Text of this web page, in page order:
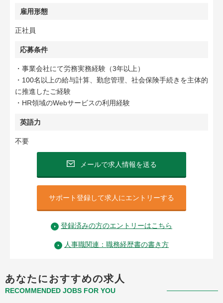
雇用形態
正社員
応募条件
・事業会社にて労務実務経験（3年以上）
・100名以上の給与計算、勤怠管理、社会保険手続きを主体的
に推進したご経験
・HR領域のWebサービスの利用経験
英語力
不要
メールで求人情報を送る
サポート登録して求人にエントリーする
登録済みの方のエントリーはこちら
人事職関連：職務経歴書の書き方
あなたにおすすめの求人
RECOMMENDED JOBS FOR YOU